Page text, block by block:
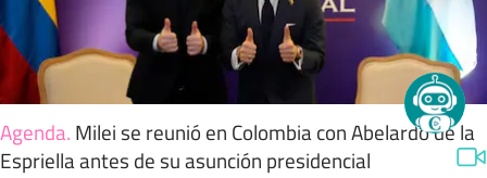
Agenda. Milei se reunió en Colombia con Abelardo de la
Espriella antes de su asunción presidencial